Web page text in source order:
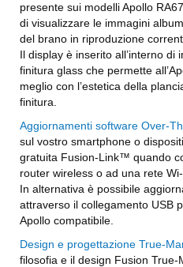
presente sui modelli Apollo
di visualizzare le immagini
del brano in riproduzione
Il display è inserito all’interno di
finitura glass che permette
meglio con l’estetica della
finitura.
Aggiornamenti software Over-
sul vostro smartphone o
gratuita Fusion-Link™ quando
router wireless o ad una rete
In alternativa è possibile
attraverso il collegamento USB
Apollo compatibile.
Design e progettazione True-
filosofia e il design Fusion True-